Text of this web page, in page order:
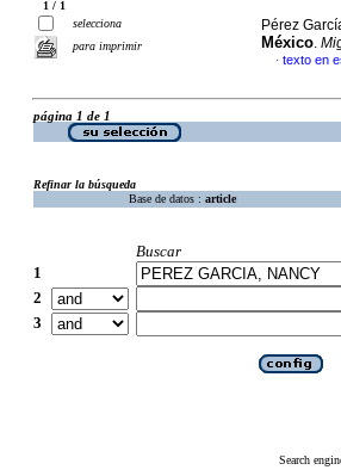
1 / 1
selecciona
para imprimir
Pérez
México.
· texto en
página 1 de 1
Refinar la búsqueda
Base de datos : article
Buscar
1
2
3
Search